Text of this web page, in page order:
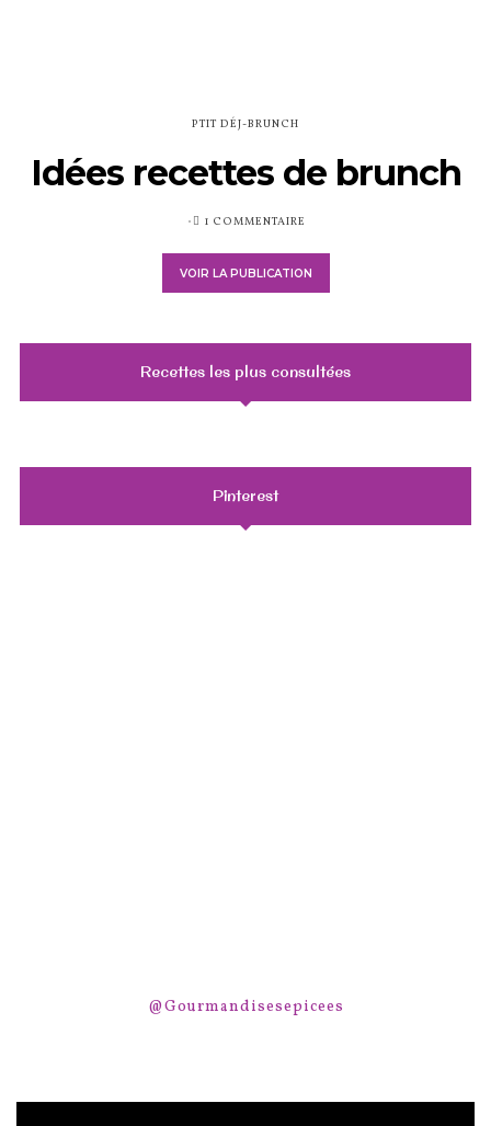
PTIT DÉJ-BRUNCH
Idées recettes de brunch
PUBLIÉ1 COMMENTAIRE
VOIR LA PUBLICATION
Recettes les plus consultées
Pinterest
@Gourmandisesepicees